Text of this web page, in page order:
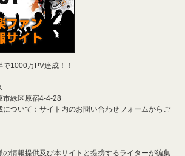
1000万PV達成！！
市緑区原宿4-4-28
について：サイト内のお問い合わせフォームからご
の情報提供及び本サイトと提携するライターが編集